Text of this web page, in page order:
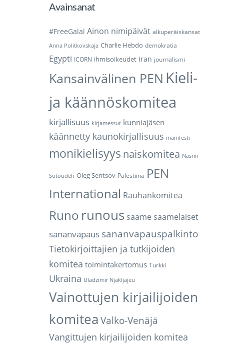
Avainsanat
#FreeGalal Ainon nimipäivät alkuperäiskansat
Anna Politkovskaja Charlie Hebdo demokratia
Egypti ICORN ihmisoikeudet Iran journalismi
Kansainvälinen PEN Kieli-
ja käännöskomitea
kirjallisuus kirjamessut kunniajäsen
käännetty kaunokirjallisuus manifesti
monikielisyys naiskomitea Nasrin
Sotoudeh Oleg Sentsov Palestiina PEN
International Rauhankomitea
Runo runous saame saamelaiset
sananvapaus sananvapauspalkinto
Tietokirjoittajien ja tutkijoiden
komitea toimintakertomus Turkki
Ukraina Uladzimir Njakljajeu
Vainottujen kirjailijoiden
komitea Valko-Venäjä
Vangittujen kirjailijoiden komitea